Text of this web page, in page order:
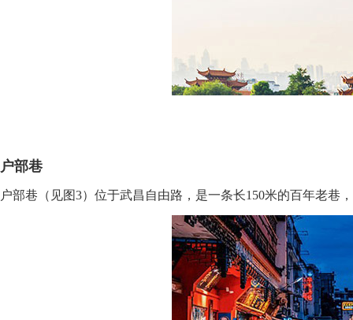
户部巷
户部巷（见图3）位于武昌自由路，是一条长150米的百年老巷